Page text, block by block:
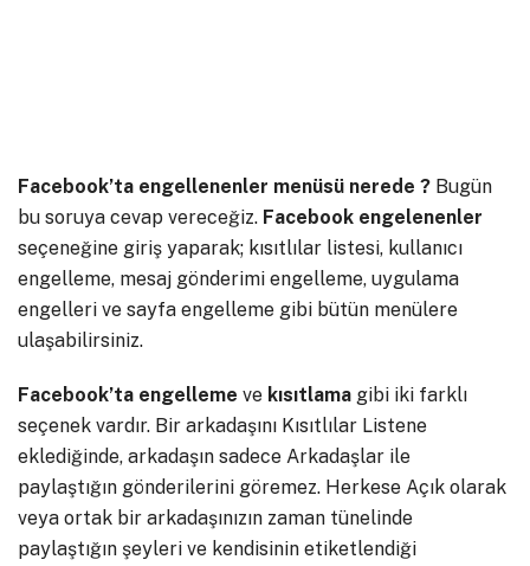
Facebook’ta engellenenler menüsü nerede ? Bugün
bu soruya cevap vereceğiz. Facebook engelenenler
seçeneğine giriş yaparak; kısıtlılar listesi, kullanıcı
engelleme, mesaj gönderimi engelleme, uygulama
engelleri ve sayfa engelleme gibi bütün menülere
ulaşabilirsiniz.
Facebook’ta engelleme ve kısıtlama gibi iki farklı
seçenek vardır. Bir arkadaşını Kısıtlılar Listene
eklediğinde, arkadaşın sadece Arkadaşlar ile
paylaştığın gönderilerini göremez. Herkese Açık olarak
veya ortak bir arkadaşınızın zaman tünelinde
paylaştığın şeyleri ve kendisinin etiketlendiği